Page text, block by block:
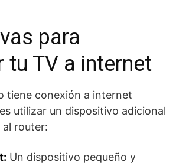
para
tu TV a internet
tiene conexión a internet
utilizar un dispositivo adicional
router:
Un dispositivo pequeño y